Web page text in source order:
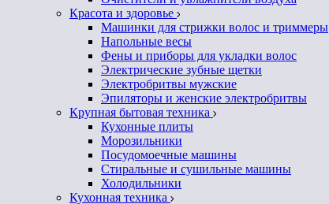
Красота и здоровье
Машинки для стрижки волос и триммеры
Напольные весы
Фены и приборы для укладки волос
Электрические зубные щетки
Электробритвы мужские
Эпиляторы и женские электробритвы
Крупная бытовая техника
Кухонные плиты
Морозильники
Посудомоечные машины
Стиральные и сушильные машины
Холодильники
Кухонная техника